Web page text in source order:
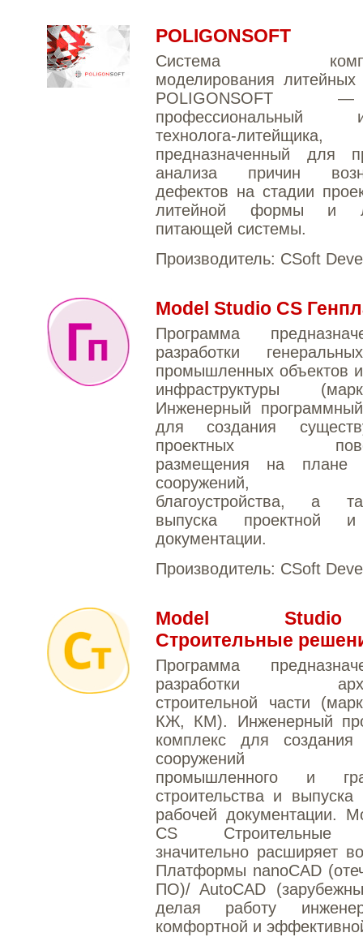
POLIGONSOFT
Система
моделирования литейных
профессиональный
технолога-литейщика,
предназначенный для
анализа причин
дефектов на стадии
литейной формы и
питающей системы.
Производитель: CSoft
Model Studio CS
Программа
разработки
промышленных объектов и
инфраструктуры
Инженерный
для создания
проектных
размещения на плане
сооружений,
благоустройства, а
выпуска проектной
документации.
Производитель: CSoft
Model
Строительные
Программа
разработки
строительной части
КЖ, КМ). Инженерный
комплекс для
сооружений
промышленного и
строительства и выпуска
рабочей документации.
CS Строительные
значительно расширяет
Платформы nanoCAD
ПО)/ AutoCAD
делая работу
комфортной и